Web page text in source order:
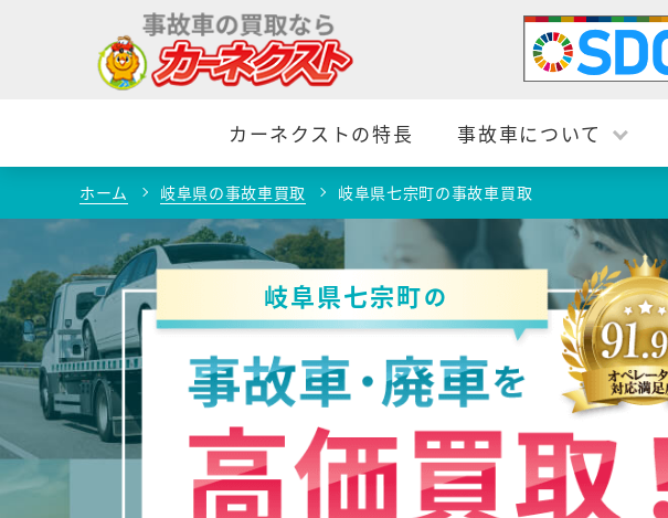
カーネクストの特長 事故車について
ホーム 岐阜県の事故車買取 岐阜県七宗町の事故車買取
岐阜県七宗町の